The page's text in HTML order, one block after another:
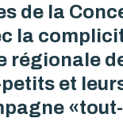
de la
la
régionale
et